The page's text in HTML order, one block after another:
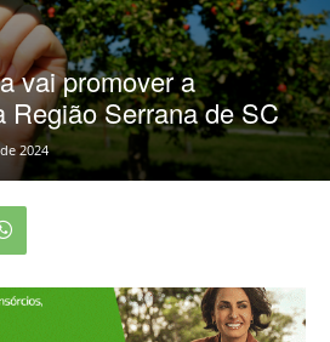
vai promover a
Região Serrana de SC
2024